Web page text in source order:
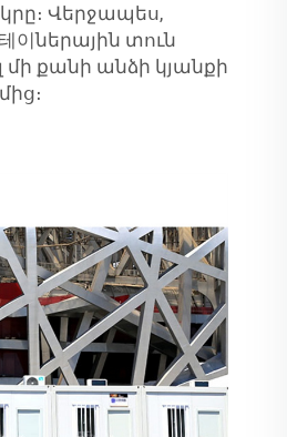
Վերջապես,
이ներային տուն
մի քանի անձի կյանքի